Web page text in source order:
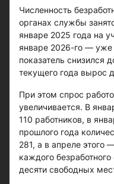
Численность
органах службы
январе 2025 года на
январе 2026-го —
показатель снизился
текущего года вырос
При этом спрос
увеличивается. В
110 работников, в
прошлого года
281, а в апреле
каждого
десяти свободных